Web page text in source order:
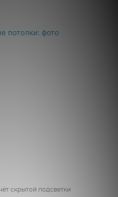
скрытой подсветки